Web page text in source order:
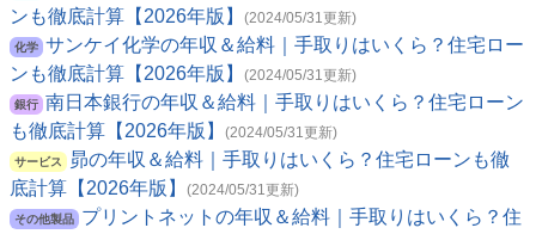
ンも徹底計算【2026年版】
(2024/05/31更新)
化学 サンケイ化学の年収＆給料｜手取りはいくら？住宅ロー
ンも徹底計算【2026年版】
(2024/05/31更新)
銀行 南日本銀行の年収＆給料｜手取りはいくら？住宅ローン
も徹底計算【2026年版】
(2024/05/31更新)
サービス
昴の年収＆給料｜手取りはいくら？住宅ローンも徹
底計算【2026年版】
(2024/05/31更新)
その他製品
プリントネットの年収＆給料｜手取りはいくら？住